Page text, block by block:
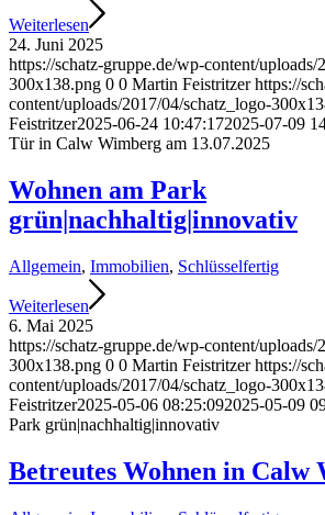
Weiterlesen
24. Juni 2025
https://schatz-gruppe.de/wp-content/uploads/
300x138.png 0 0 Martin Feistritzer https://
content/uploads/2017/04/schatz_logo-
Feistritzer2025-06-24 10:47:172025-07-09
Tür in Calw Wimberg am 13.07.2025
Wohnen am Park
grün|nachhaltig|innovativ
Allgemein, Immobilien, Schlüsselfertig
Weiterlesen
6. Mai 2025
https://schatz-gruppe.de/wp-content/uploads/
300x138.png 0 0 Martin Feistritzer https://
content/uploads/2017/04/schatz_logo-
Feistritzer2025-05-06 08:25:092025-05-09
Park grün|nachhaltig|innovativ
Betreutes Wohnen in Calw